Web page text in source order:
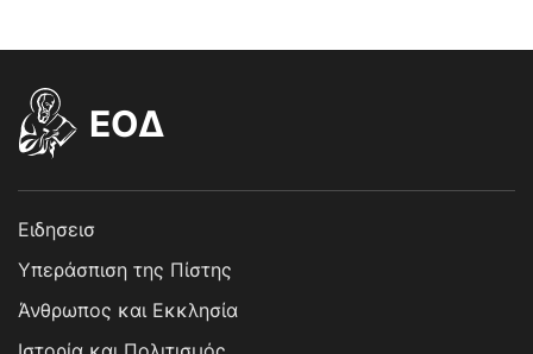
EOΔ
Ειδησεισ
Υπεράσπιση της Πίστης
Άνθρωπος και Εκκλησία